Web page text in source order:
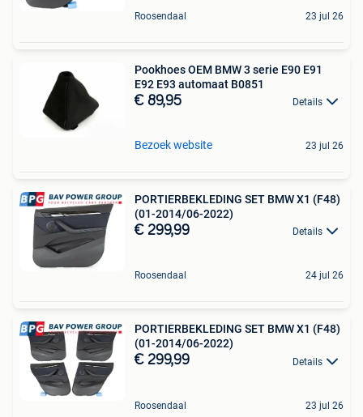
Roosendaal 23 jul 26
Pookhoes OEM BMW 3 serie E90 E91
E92 E93 automaat B0851
€ 89,95 Details
Bezoek website 23 jul 26
PORTIERBEKLEDING SET BMW X1 (F48)
(01-2014/06-2022)
€ 299,99 Details
Roosendaal 24 jul 26
PORTIERBEKLEDING SET BMW X1 (F48)
(01-2014/06-2022)
€ 299,99 Details
Roosendaal 23 jul 26